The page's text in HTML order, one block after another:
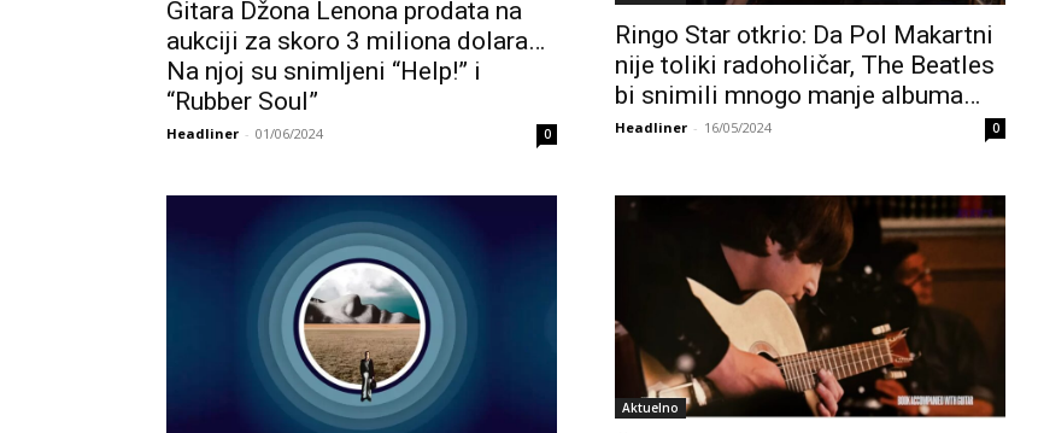
Gitara Džona Lenona prodata na
aukciji za skoro 3 miliona dolara…
Na njoj su snimljeni “Help!” i
“Rubber Soul”
Headliner - 01/06/2024 0
Ringo Star otkrio: Da Pol Makartni
nije toliki radoholičar, The Beatles
bi snimili mnogo manje albuma…
Headliner - 16/05/2024 0
Aktuelno